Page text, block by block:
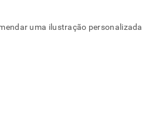
uma ilustração personalizada